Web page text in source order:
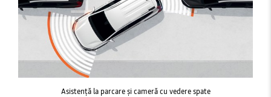
Asistență la parcare și cameră cu vedere spate